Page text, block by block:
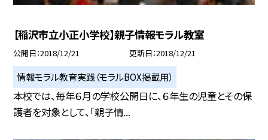
【稲沢市立小正小学校】親子情報モラル教室
公開日 2018/12/21 更新日 2018/12/21
情報モラル教育実践（モラルBOX掲載用）
本校では、毎年６月の学校公開日に、６年生の児童とその保
護者を対象として、「親子情...